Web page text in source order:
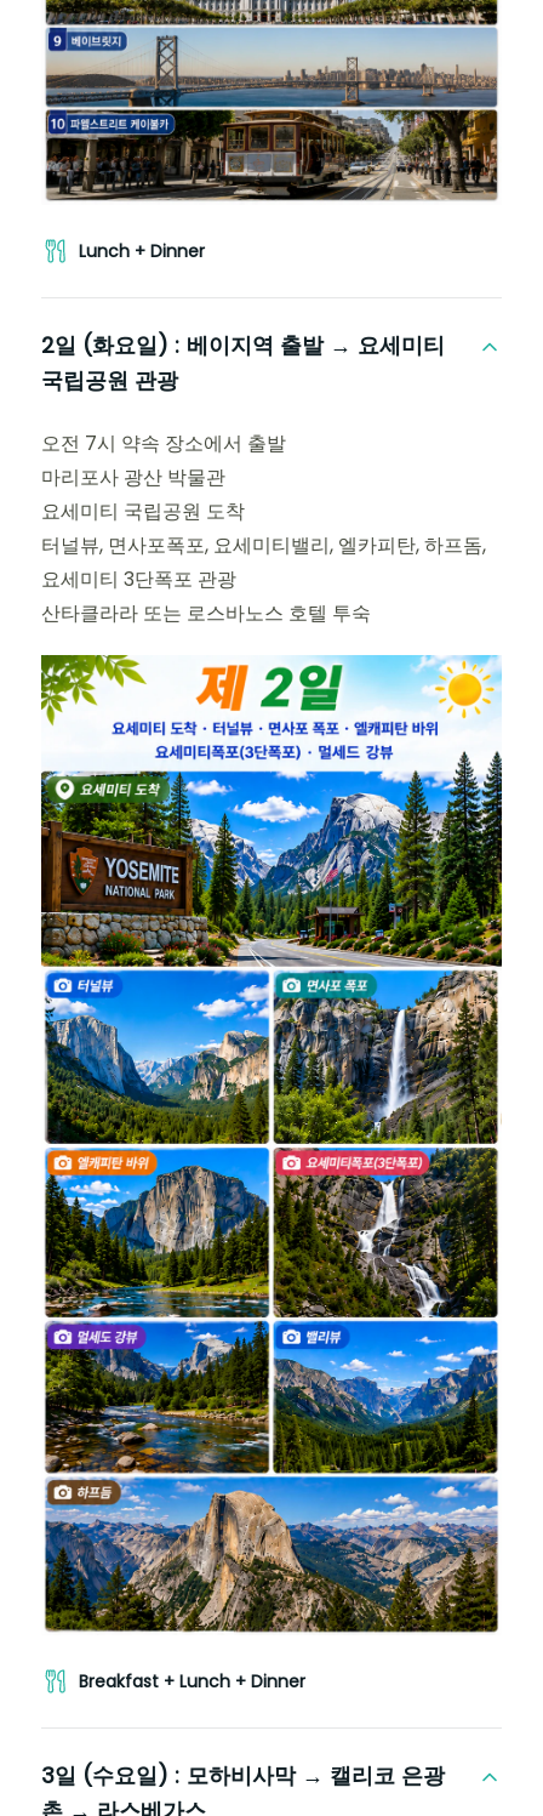
Lunch + Dinner
2일 (화요일) : 베이지역 출발 → 요세미티
국립공원 관광
오전 7시 약속 장소에서 출발
마리포사 광산 박물관
요세미티 국립공원 도착
터널뷰, 면사포폭포, 요세미티밸리, 엘카피탄, 하프돔,
요세미티 3단폭포 관광
산타클라라 또는 로스바노스 호텔 투숙
Breakfast + Lunch + Dinner
3일 (수요일) : 모하비사막 → 캘리코 은광